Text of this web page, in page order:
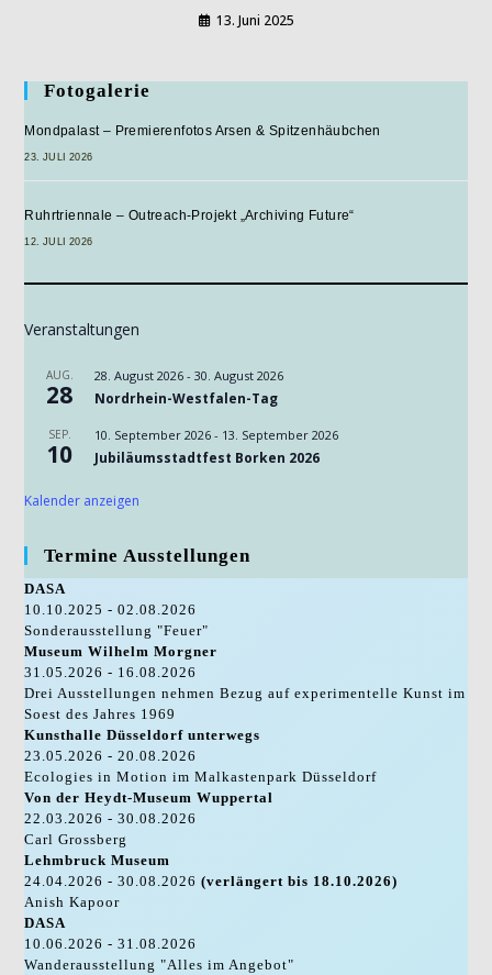
13. Juni 2025
Fotogalerie
Mondpalast – Premierenfotos Arsen & Spitzenhäubchen
23. JULI 2026
Ruhrtriennale – Outreach-Projekt „Archiving Future“
12. JULI 2026
Veranstaltungen
AUG.
28
28. August 2026 -30. August 2026
Nordrhein-Westfalen-Tag
SEP.
10
10. September 2026 - 13. September 2026
Jubiläumsstadtfest Borken 2026
Kalender anzeigen
Termine Ausstellungen
DASA
10.10.2025 - 02.08.2026
Sonderausstellung "Feuer"
Museum Wilhelm Morgner
31.05.2026 - 16.08.2026
Drei Ausstellungen nehmen Bezug auf experimentelle Kunst im
Soest des Jahres 1969
Kunsthalle Düsseldorf unterwegs
23.05.2026 - 20.08.2026
Ecologies in Motion im Malkastenpark Düsseldorf
Von der Heydt-Museum Wuppertal
22.03.2026 - 30.08.2026
Carl Grossberg
Lehmbruck Museum
24.04.2026 - 30.08.2026(verlängert bis 18.10.2026)
Anish Kapoor
DASA
10.06.2026 - 31.08.2026
Wanderausstellung "Alles im Angebot"